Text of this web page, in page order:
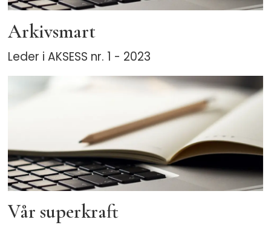
Arkivsmart
Leder i AKSESS nr. 1 - 2023
Vår superkraft